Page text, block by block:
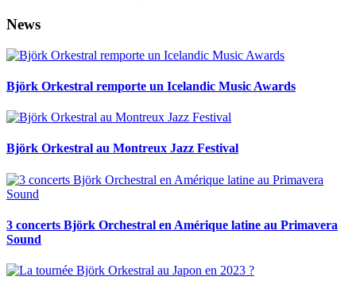
News
Björk Orkestral remporte un Icelandic Music Awards
Björk Orkestral au Montreux Jazz Festival
3 concerts Björk Orchestral en Amérique latine au Primavera
Sound